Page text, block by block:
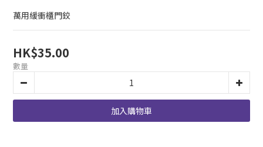
萬用緩衝櫃門鉸
HK$35.00
數量
加入購物車